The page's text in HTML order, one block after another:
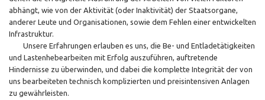
abhängt, wie von der Aktivität (oder Inaktivität) der Staatsorgane,
anderer Leute und Organisationen, sowie dem Fehlen einer entwickelten
Infrastruktur.
Unsere Erfahrungen erlauben es uns, die Be- und Entladetätigkeiten
und Lastenhebearbeiten mit Erfolg auszuführen, auftretende
Hindernisse zu überwinden, und dabei die komplette Integrität der von
uns bearbeiteten technisch komplizierten und preisintensiven Anlagen
zu gewährleisten.